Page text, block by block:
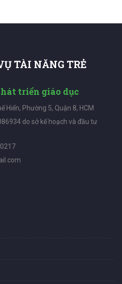
TÀI NĂNG TRẺ
triển giáo dục
Hiển, Phường 5, Quận 8, HCM
do sở kế hoạch và đầu tư